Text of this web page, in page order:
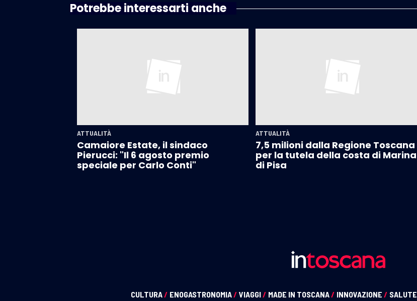
Potrebbe interessarti anche
ATTUALITÀ
Camaiore Estate, il sindaco
Pierucci: "Il 6 agosto premio
speciale per Carlo Conti"
ATTUALITÀ
7,5 milioni dalla Regione Toscana
per la tutela della costa di Marina
di Pisa
CULTURA/ ENOGASTRONOMIA/ VIAGGI/ MADE IN TOSCANA/ INNOVAZIONE / SALUTE